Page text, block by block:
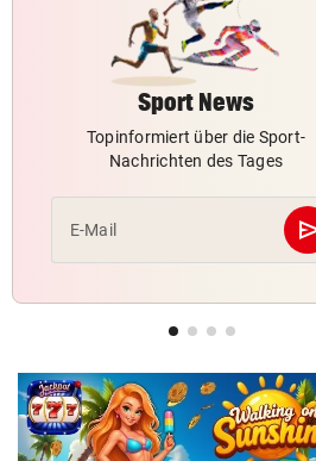
SCHRIEB WM-GESCHICHTE
Bayern kassiert Millionen –
Transfer-Clou
BEI WOLFURTTROPHY
Lokalmatadorin und Tirol-
Youngster mit Sensation
am Prüfstand
Rapids System? „Lassen den
Jungs alle Freiheiten!“
Sport News
Topinformiert über die Sport-
Nachrichten des Tages
E-Mail